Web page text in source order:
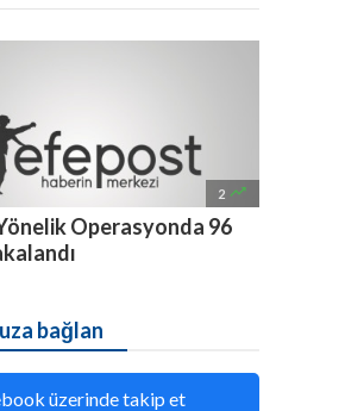
2 
Operasyonda 96
bağlan
üzerinde takip et